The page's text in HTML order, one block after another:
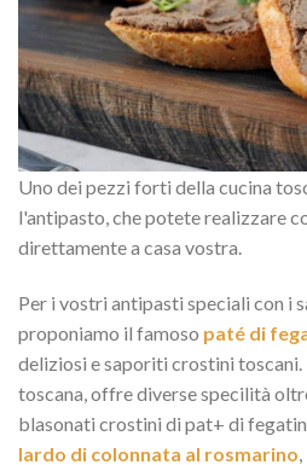
Uno dei pezzi forti della cucina
l'antipasto, che potete realizzare
direttamente a casa vostra.
Per i vostri antipasti speciali con i
proponiamo il famoso paté di
deliziosi e saporiti crostini
toscana, offre diverse specilità
blasonati crostini di pat+ di
lardo di colonnata al rosmarino,